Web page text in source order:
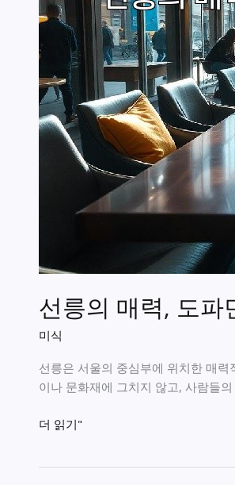
선릉의 매력, 도파
미식
선릉은 서울의 중심부에 위치한 매
이나 문화재에 그치지 않고, 사람들
선
더 읽기"